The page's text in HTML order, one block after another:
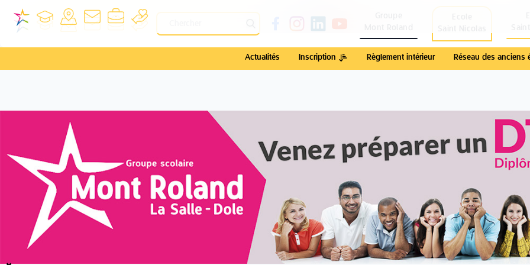
Actualités Inscription Règlement intérieur Réseau des anciens